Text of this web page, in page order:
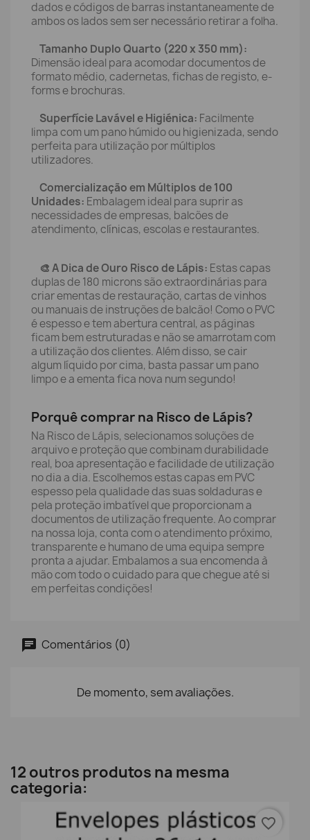
dados e códigos de barras instantaneamente de
ambos os lados sem ser necessário retirar a folha.
Tamanho Duplo Quarto (220 x 350 mm):
Dimensão ideal para acomodar documentos de
formato médio, cadernetas, fichas de registo, e-
forms e brochuras.
Superfície Lavável e Higiénica: Facilmente
limpa com um pano húmido ou higienizada, sendo
perfeita para utilização por múltiplos
utilizadores.
Comercialização em Múltiplos de 100
Unidades: Embalagem ideal para suprir as
necessidades de empresas, balcões de
atendimento, clínicas, escolas e restaurantes.
🎨 A Dica de Ouro Risco de Lápis: Estas capas
duplas de 180 microns são extraordinárias para
criar ementas de restauração, cartas de vinhos
ou manuais de instruções de balcão! Como o PVC
é espesso e tem abertura central, as páginas
ficam bem estruturadas e não se amarrotam com
a utilização dos clientes. Além disso, se cair
algum líquido por cima, basta passar um pano
limpo e a ementa fica nova num segundo!
Porquê comprar na Risco de Lápis?
Na Risco de Lápis, selecionamos soluções de
arquivo e proteção que combinam durabilidade
real, boa apresentação e facilidade de utilização
no dia a dia. Escolhemos estas capas em PVC
espesso pela qualidade das suas soldaduras e
pela proteção imbatível que proporcionam a
documentos de utilização frequente. Ao comprar
na nossa loja, conta com o atendimento próximo,
transparente e humano de uma equipa sempre
pronta a ajudar. Embalamos a sua encomenda à
mão com todo o cuidado para que chegue até si
em perfeitas condições!
Comentários (0)
De momento, sem avaliações.
12 outros produtos na mesma
categoria:
favorite_border